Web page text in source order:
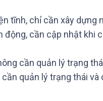
tĩnh, chỉ cần xây dựng
động, cần cập nhật khi
cần quản lý trạng
quản lý trạng thái và